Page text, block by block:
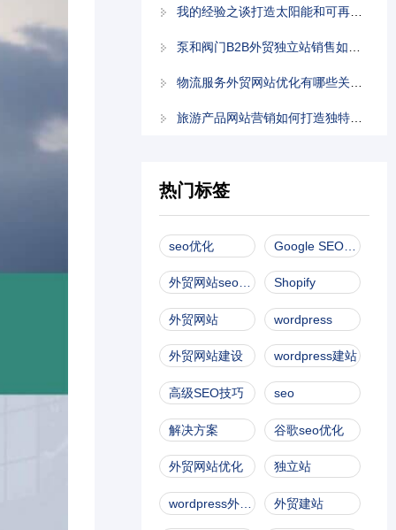
我的经验之谈打造太阳能和可再生能源外贸网站的实践指南
物流服务外贸网站优化有哪些关键技巧？
旅游产品网站营销如何打造独特卖点？
热门标签
seo优化 Google SEO优化
外贸网站seo优化 Shopify
外贸网站 wordpress
外贸网站建设 wordpress建站
高级SEO技巧 seo
解决方案 谷歌seo优化
外贸网站优化 独立站
wordpress外贸网站建设 外贸建站